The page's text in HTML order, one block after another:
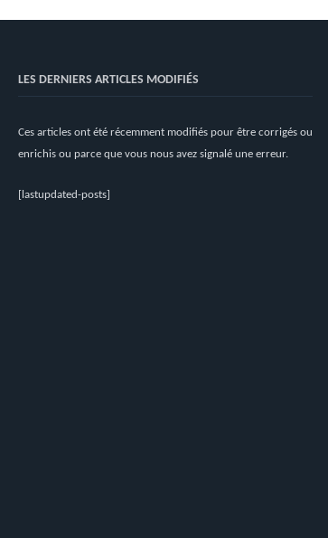
LES DERNIERS ARTICLES MODIFIÉS
Ces articles ont été récemment modifiés pour être corrigés ou
enrichis ou parce que vous nous avez signalé une erreur.
[lastupdated-posts]